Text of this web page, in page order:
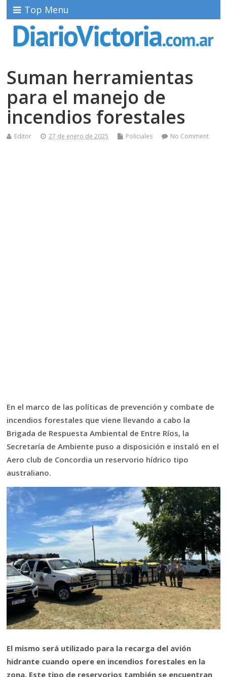
Top Menu
Suman herramientas
para el manejo de
incendios forestales
Editor 27 de enero de 2025 Policiales No Comment
En el marco de las políticas de prevención y combate de
incendios forestales que viene llevando a cabo la
Brigada de Respuesta Ambiental de Entre Ríos, la
Secretaría de Ambiente puso a disposición e instaló en el
Aero club de Concordia un reservorio hídrico tipo
australiano.
El mismo será utilizado para la recarga del avión
hidrante cuando opere en incendios forestales en la
zona. Este tipo de reservorios también se encuentran